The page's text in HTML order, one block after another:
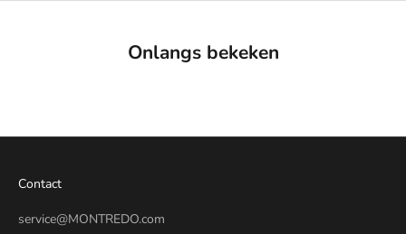
Onlangs bekeken
Contact
service@MONTREDO.com